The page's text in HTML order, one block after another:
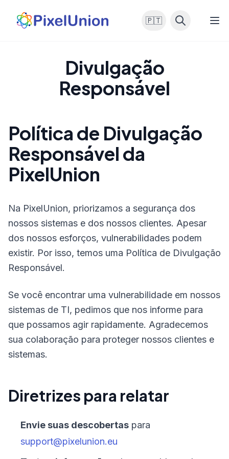
🇵🇹
Divulgação
Responsável
Política de Divulgação
Responsável da
PixelUnion
Na PixelUnion, priorizamos a segurança dos
nossos sistemas e dos nossos clientes. Apesar
dos nossos esforços, vulnerabilidades podem
existir. Por isso, temos uma Política de Divulgação
Responsável.
Se você encontrar uma vulnerabilidade em nossos
sistemas de TI, pedimos que nos informe para
que possamos agir rapidamente. Agradecemos
sua colaboração para proteger nossos clientes e
sistemas.
Diretrizes para relatar
Envie suas descobertas para
support@pixelunion.eu